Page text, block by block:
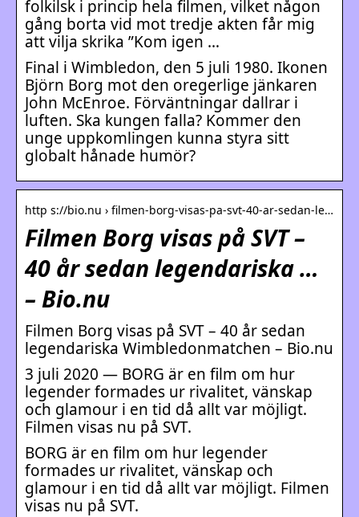
folkilsk i princip hela filmen, vilket någon
gång borta vid mot tredje akten får mig
att vilja skrika ”Kom igen …
Final i Wimbledon, den 5 juli 1980. Ikonen
Björn Borg mot den oregerlige jänkaren
John McEnroe. Förväntningar dallrar i
luften. Ska kungen falla? Kommer den
unge uppkomlingen kunna styra sitt
globalt hånade humör?
http s://bio.nu › filmen-borg-visas-pa-svt-40-ar-sedan-le…
Filmen Borg visas på SVT –
40 år sedan legendariska …
– Bio.nu
Filmen Borg visas på SVT – 40 år sedan
legendariska Wimbledonmatchen – Bio.nu
3 juli 2020 — BORG är en film om hur
legender formades ur rivalitet, vänskap
och glamour i en tid då allt var möjligt.
Filmen visas nu på SVT.
BORG är en film om hur legender
formades ur rivalitet, vänskap och
glamour i en tid då allt var möjligt. Filmen
visas nu på SVT.